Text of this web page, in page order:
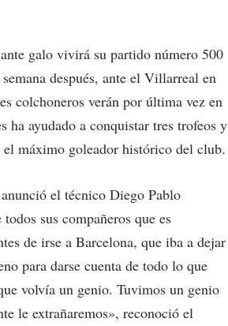
galo vivirá su partido número 500
después, ante el Villarreal en
colchoneros verán por última vez en
ha ayudado a conquistar tres trofeos y
máximo goleador histórico del club.
el técnico Diego Pablo
sus compañeros que es
de irse a Barcelona, que iba a dejar
para darse cuenta de todo lo que
volvía un genio. Tuvimos un genio
le extrañaremos», reconoció el